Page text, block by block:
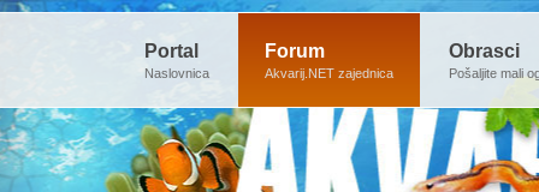
Portal
Naslovnica
Forum
Akvarij.NET zajednica
Obrasci
Pošaljite mali